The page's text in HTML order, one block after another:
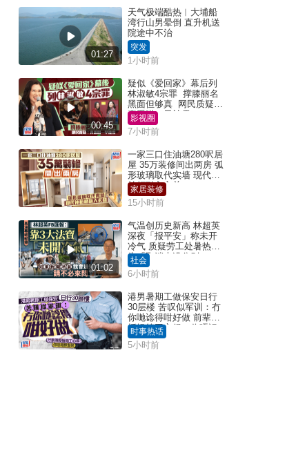
01:27
天气极端酷热︱大埔船
湾行山男晕倒 直升机送
院途中不治
突发
1小时前
00:45
疑似《爱回家》幕后列
林淑敏4宗罪 撑滕丽名
黑面但够真 网民质疑：
真系咁一早被雪
影视圈
7小时前
一家三口住油塘280呎居
屋 35万装修间出两房 弧
形玻璃取代实墙 现代神
枱柜融入玄关
家居装修
15小时前
01:02
气温创历史新高 林超英
深夜「报平安」称未开
冷气 质疑劳工处暑热警
告「取消也没分别」
社会
6小时前
港男暑期工做保安日行
30层楼 苦叹似军训：冇
你哋谂得咁好做 前辈传
授揾笋工心得：你唔识
拣盘啫｜Juicy叮
时事热话
5小时前